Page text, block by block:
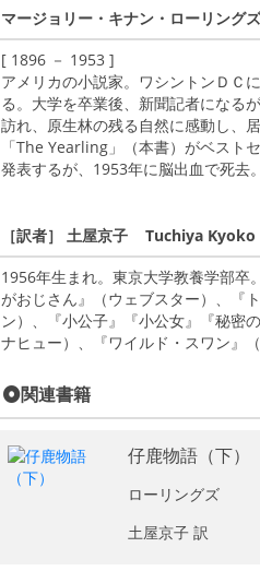
マージョリー・キナン・ローリング
[ 1896 － 1953 ]
アメリカの小説家。ワシントンＤＣ
る。大学を卒業後、新聞記者になる
訪れ、原生林の残る自然に感動し、
「The Yearling」（本書）がベスト
発表するが、1953年に脳出血で死去。
［訳者］ 土屋京子 Tuchiya Kyoko
1956年生まれ。東京大学教養学部卒
がおじさん』（ウェブスター）、『
ン）、『小公子』『小公女』『秘密
ナヒュー）、『ワイルド・スワン』
関連書籍
仔鹿物語（下）
ローリングズ
土屋京子 訳